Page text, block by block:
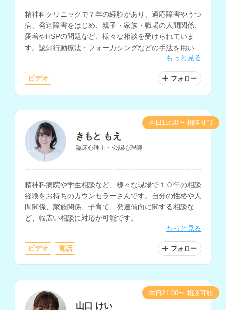
精神科クリニックで７年の経験があり、適応障害やうつ
病、発達障害をはじめ、親子・家族・職場の人間関係、
愛着やHSPの問題など、様々な相談を受けられていま
す。認知行動療法・フォーカシングなどの手法を用いて
自己理解を深めるサポートも行っておられます。もっと見る
ビデオ フォロー
きもと もえ
臨床心理士・公認心理師
精神科病院や学生相談など、様々な現場で１０年の相談
経験をお持ちのカウンセラーさんです。自分の性格や人
間関係、家族関係、子育て、発達傾向に関する相談な
ど、幅広い相談に対応が可能です。
もっと見る
ビデオ 電話 フォロー
本日15:30〜 相談可能
山口 けい
本日21:00〜 相談可能